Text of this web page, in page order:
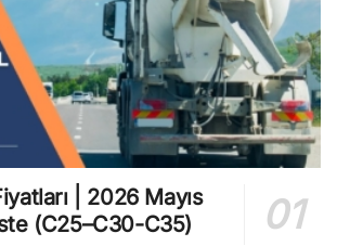
| 2026 Mayıs
(C25–C30-C35)